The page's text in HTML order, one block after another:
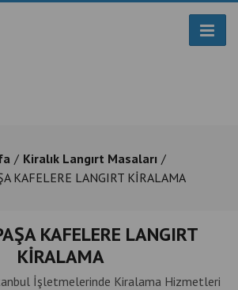
Kiralık Langırt Masaları
KAFELERE LANGIRT KİRALAMA
KAFELERE LANGIRT
KİRALAMA
İşletmelerinde Kiralama Hizmetleri